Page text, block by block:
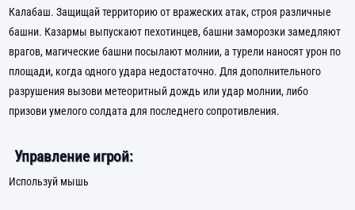
Калабаш. Защищай территорию от вражеских атак, строя различные
башни. Казармы выпускают пехотинцев, башни заморозки замедляют
врагов, магические башни посылают молнии, а турели наносят урон по
площади, когда одного удара недостаточно. Для дополнительного
разрушения вызови метеоритный дождь или удар молнии, либо
призови умелого солдата для последнего сопротивления.
Управление игрой:
Используй мышь